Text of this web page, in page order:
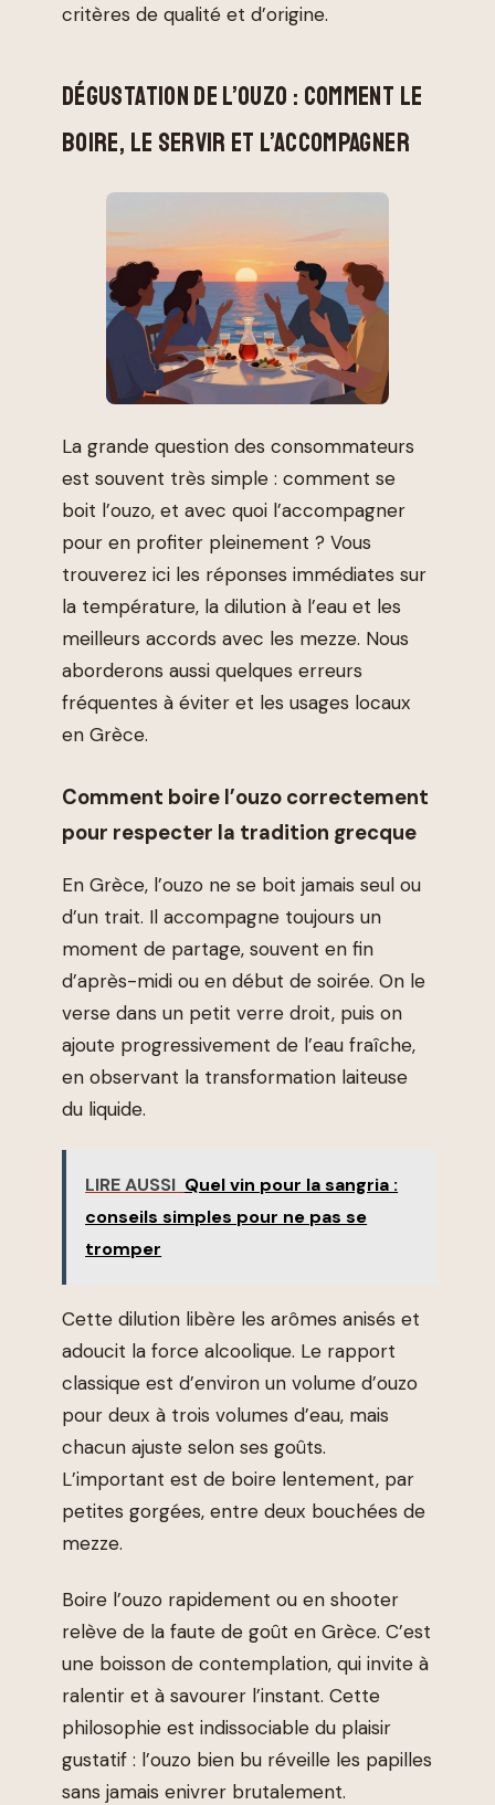
critères de qualité et d’origine.
DÉGUSTATION DE L’OUZO : COMMENT LE
BOIRE, LE SERVIR ET L’ACCOMPAGNER
La grande question des consommateurs
est souvent très simple : comment se
boit l’ouzo, et avec quoi l’accompagner
pour en profiter pleinement ? Vous
trouverez ici les réponses immédiates sur
la température, la dilution à l’eau et les
meilleurs accords avec les mezze. Nous
aborderons aussi quelques erreurs
fréquentes à éviter et les usages locaux
en Grèce.
Comment boire l’ouzo correctement
pour respecter la tradition grecque
En Grèce, l’ouzo ne se boit jamais seul ou
d’un trait. Il accompagne toujours un
moment de partage, souvent en fin
d’après-midi ou en début de soirée. On le
verse dans un petit verre droit, puis on
ajoute progressivement de l’eau fraîche,
en observant la transformation laiteuse
du liquide.
LIRE AUSSI Quel vin pour la sangria :
conseils simples pour ne pas se
tromper
Cette dilution libère les arômes anisés et
adoucit la force alcoolique. Le rapport
classique est d’environ un volume d’ouzo
pour deux à trois volumes d’eau, mais
chacun ajuste selon ses goûts.
L’important est de boire lentement, par
petites gorgées, entre deux bouchées de
mezze.
Boire l’ouzo rapidement ou en shooter
relève de la faute de goût en Grèce. C’est
une boisson de contemplation, qui invite à
ralentir et à savourer l’instant. Cette
philosophie est indissociable du plaisir
gustatif : l’ouzo bien bu réveille les papilles
sans jamais enivrer brutalement.